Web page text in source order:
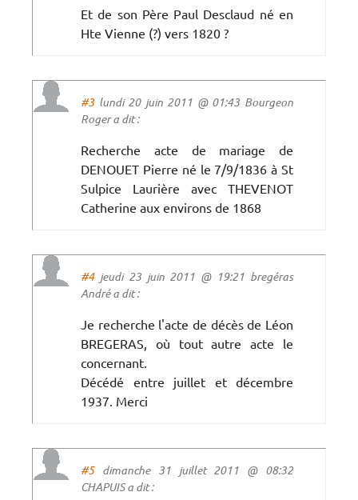
Et de son Père Paul Desclaud né en
Hte Vienne (?) vers 1820 ?
#3 lundi 20 juin 2011 @ 01:43 Bourgeon
Roger a dit :
Recherche acte de mariage de
DENOUET Pierre né le 7/9/1836 à St
Sulpice Laurière avec THEVENOT
Catherine aux environs de 1868
#4jeudi 23 juin 2011 @ 19:21 bregéras
André a dit :
Je recherche l'acte de décès de Léon
BREGERAS, où tout autre acte le
concernant.
Décédé entre juillet et décembre
1937. Merci
#5dimanche 31 juillet 2011 @ 08:32
CHAPUIS a dit :